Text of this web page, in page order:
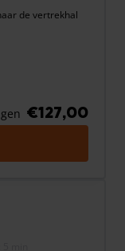
de vertrekhal
€127,00